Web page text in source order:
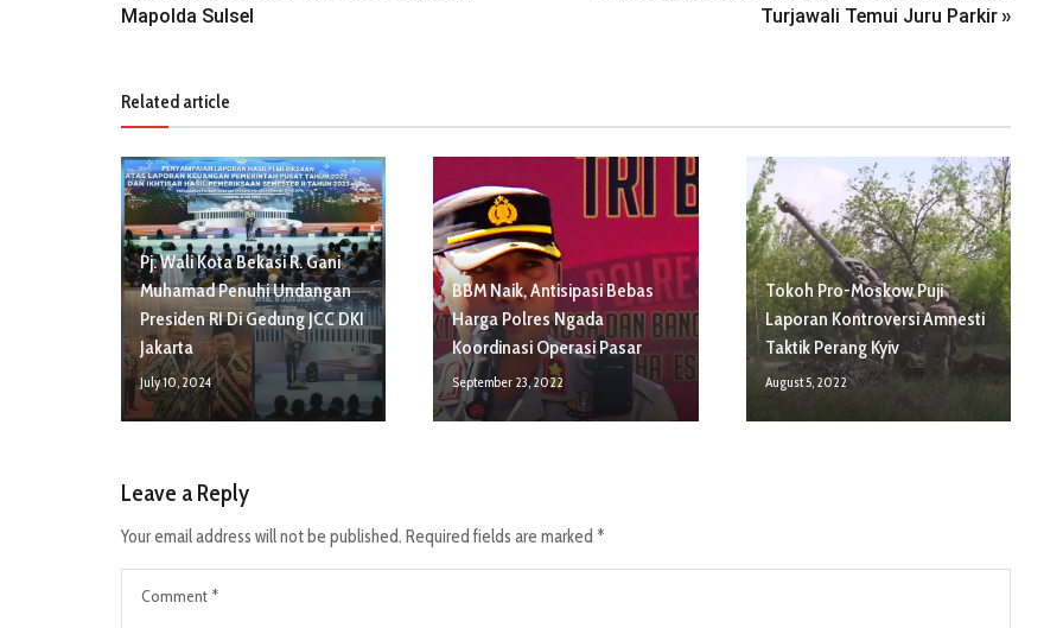
Mapolda Sulsel
Turjawali Temui Juru Parkir »
Related article
Pj. Wali Kota Bekasi R. Gani
Muhamad Penuhi Undangan
Presiden RI Di Gedung JCC DKI
Jakarta
July 10, 2024
BBM Naik, Antisipasi Bebas
Harga Polres Ngada
Koordinasi Operasi Pasar
September 23, 2022
Tokoh Pro-Moskow Puji
Laporan Kontroversi Amnesti
Taktik Perang Kyiv
August 5, 2022
Leave a Reply
Your email address will not be published. Required fields are marked *